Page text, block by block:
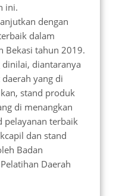
ini.
dengan
dalam
Bekasi tahun 2019.
diantaranya
yang di
stand produk
di menangkan
pelayanan terbaik
dan stand
Badan
Daerah